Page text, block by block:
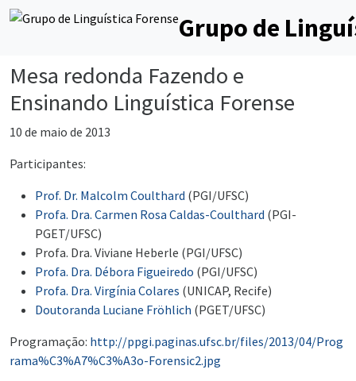
Grupo de
Mesa redonda Fazendo e
Ensinando Linguística Forense
10 de maio de 2013
Participantes:
Prof. Dr. Malcolm Coulthard (PGI/UFSC)
Profa. Dra. Carmen Rosa Caldas-Coulthard (PGI-
PGET/UFSC)
Profa. Dra. Viviane Heberle (PGI/UFSC)
Profa. Dra. Débora Figueiredo (PGI/UFSC)
Profa. Dra. Virgínia Colares (UNICAP, Recife)
Doutoranda Luciane Fröhlich (PGET/UFSC)
Programação: http://ppgi.paginas.ufsc.br/files/2013/04/Prog
rama%C3%A7%C3%A3o-Forensic2.jpg